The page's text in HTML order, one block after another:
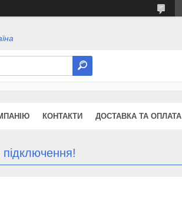
КОНТАКТИ ДОСТАВКА ТА ОПЛАТА